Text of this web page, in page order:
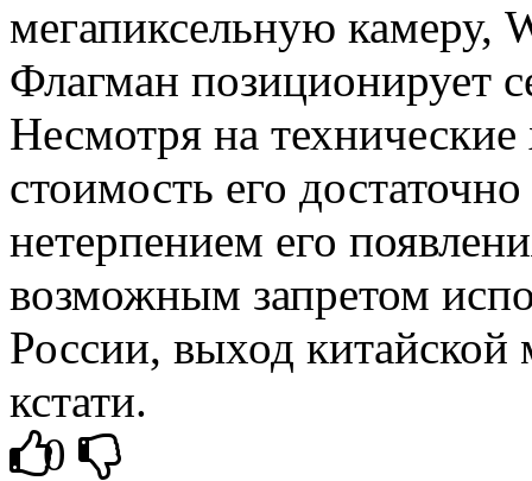
мегапиксельную камеру,
Флагман позиционирует
Несмотря на технические
стоимость его
нетерпением его
возможным запретом
России, выход китайской
кстати.
0